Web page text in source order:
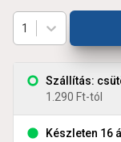
Szállítás:
1.290 Ft-tól
Készleten 16
1